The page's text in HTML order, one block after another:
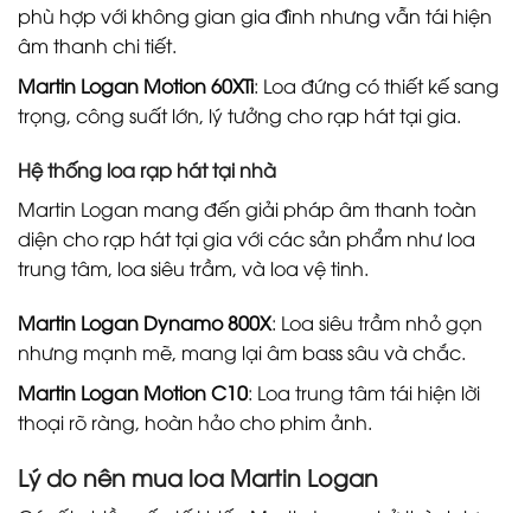
phù hợp với không gian gia đình nhưng vẫn tái hiện
âm thanh chi tiết.
Martin Logan Motion 60XTi: Loa đứng có thiết kế sang
trọng, công suất lớn, lý tưởng cho rạp hát tại gia.
Hệ thống loa rạp hát tại nhà
Martin Logan mang đến giải pháp âm thanh toàn
diện cho rạp hát tại gia với các sản phẩm như loa
trung tâm, loa siêu trầm, và loa vệ tinh.
Martin Logan Dynamo 800X: Loa siêu trầm nhỏ gọn
nhưng mạnh mẽ, mang lại âm bass sâu và chắc.
Martin Logan Motion C10: Loa trung tâm tái hiện lời
thoại rõ ràng, hoàn hảo cho phim ảnh.
Lý do nên mua loa Martin Logan